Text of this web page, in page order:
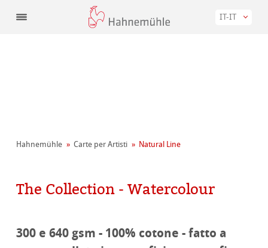
IT-IT
Hahnemühle Carte per Artisti Natural Line
The Collection - Watercolour
300 e 640 gsm - 100% cotone - fatto a